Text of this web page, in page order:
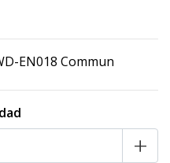
EN018 Commun
+